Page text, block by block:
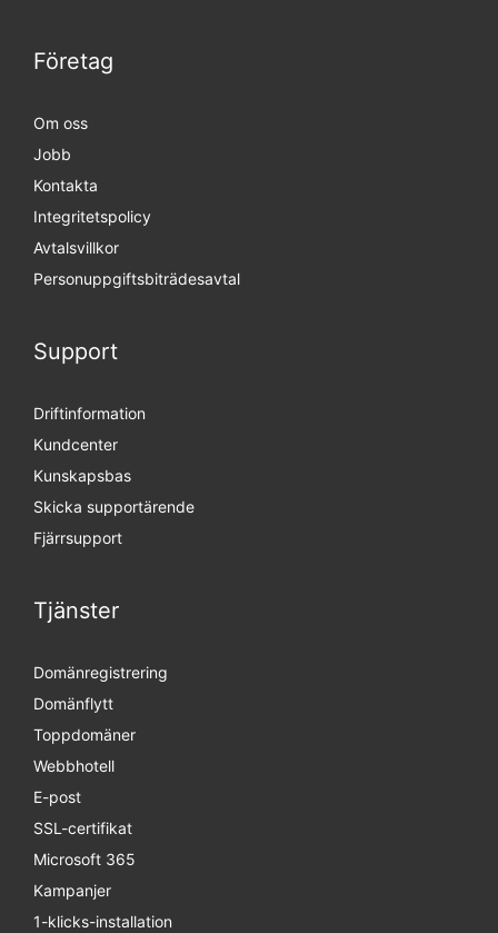
Företag
Om oss
Jobb
Kontakta
Integritetspolicy
Avtalsvillkor
Personuppgifts­biträdesavtal
Support
Driftinformation
Kundcenter
Kunskapsbas
Skicka supportärende
Fjärrsupport
Tjänster
Domänregistrering
Domänflytt
Toppdomäner
Webbhotell
E-post
SSL-certifikat
Microsoft 365
Kampanjer
1-klicks-installation